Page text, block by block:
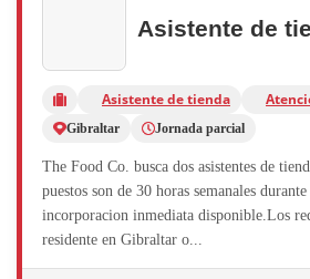
Asistente de
Asistente de tienda
Gibraltar Jornada parcial
The Food Co. busca dos asistentes de
puestos son de 30 horas semanales
incorporacion inmediata disponible.Los
residente en Gibraltar o...